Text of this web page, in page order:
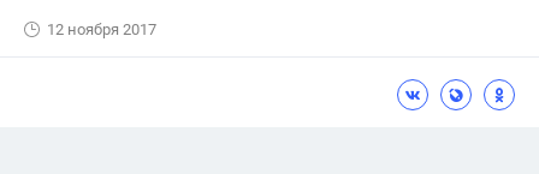
12 ноября 2017